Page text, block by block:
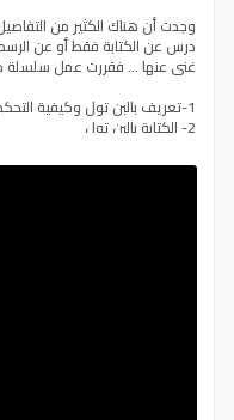
وجدت أن هناك الكثير من
درس عن الكتابة فقط أو عن
غنى عنها ... فقررت عمل سلسلة
1-تعريف بالبن تول وكيفية التحكم بها (هذا الدرس)
2- الكتابة بالبن تول
4-الرسم بالبن تول